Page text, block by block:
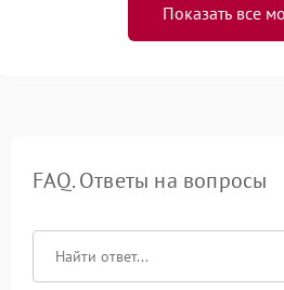
Показать все
FAQ. Ответы на вопросы